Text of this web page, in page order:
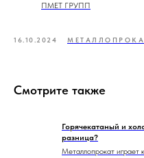
ПМЕТ ГРУПП
16.10.2024
Смотрите также
Горячекатаный и
разница?
Металлопрокат играет